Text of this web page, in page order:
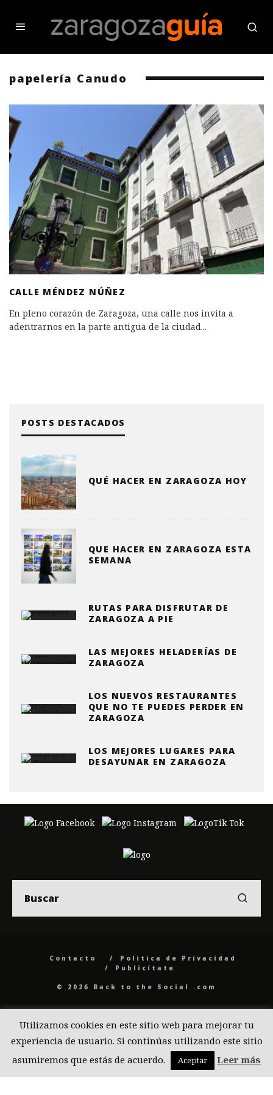
papelería Canudo
CALLE MÉNDEZ NÚÑEZ
En pleno corazón de Zaragoza, una calle nos invita a
adentrarnos en la parte antigua de la ciudad...
POSTS DESTACADOS
QUÉ HACER EN ZARAGOZA HOY
QUE HACER EN ZARAGOZA ESTA
SEMANA
RUTAS PARA DISFRUTAR DE
ZARAGOZA A PIE
LAS MEJORES HELADERÍAS DE
ZARAGOZA
LOS NUEVOS RESTAURANTES
QUE NO TE PUEDES PERDER EN
ZARAGOZA
LOS MEJORES LUGARES PARA
DESAYUNAR EN ZARAGOZA
Contacto
Politica de Privacidad
Publicítate
© 2026 Back to the Social .com
Utilizamos cookies en este sitio web para mejorar tu
experiencia de usuario. Si continúas utilizando este sitio
asumiremos que estás de acuerdo.
Aceptar Leer más